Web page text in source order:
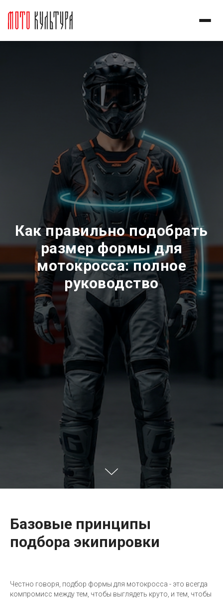
Как правильно подобрать
размер формы для
мотокросса: полное
руководство
Базовые принципы
подбора экипировки
Честно говоря, подбор формы для мотокросса - это всегда
компромисс между тем, чтобы выглядеть круто, и тем, чтобы